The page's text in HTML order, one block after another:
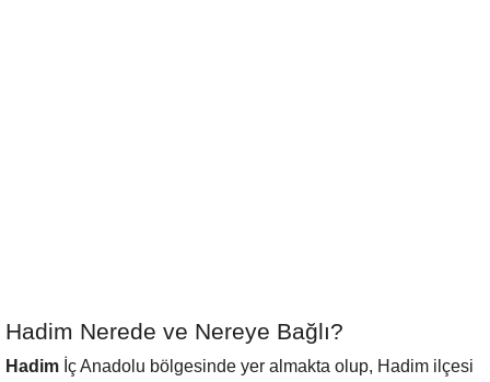
Hadim Nerede ve Nereye Bağlı?
Hadim İç Anadolu bölgesinde yer almakta olup, Hadim ilçesi